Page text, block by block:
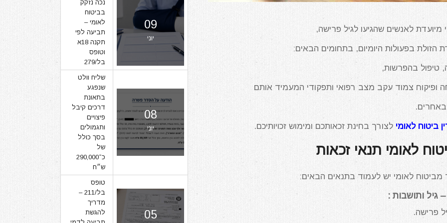
לאנשים שהגיעו לגיל פרישה,
הזולת בפעולות היומיום, בתחומים הבאים:
טיפול בהפרשות,
ופיקוח צמוד עקב מצב רפואי ותפקודי המעמיד אותם
ביטוח לאומי לצורך בחינת זכאותכם ומימוש זכויותיכם.
לאומי תנאי זכאות
מביטוח לאומי יש לעמוד בתנאים הבאים:
גיל ותושבות :
פרישה.
09
יוני
נכה נזקק
בביטוח
לאומי –
תביעה לפי
תקנה 18א
וטופס
בל/279
08
יוני
שליח וולט
שנפגע
בתאונת
דרכים קיבל
פיצויים
ותגמולים
בסך כולל
של
כ־290,000
ש״ח
05
טופס
בל/211 –
מדריך
להגשת